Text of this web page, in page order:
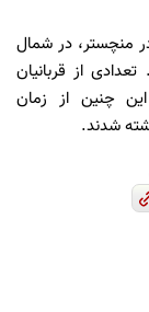
منچستر، در شمال
گذاشت. تعدادی از قربانیان
چنین از زمان